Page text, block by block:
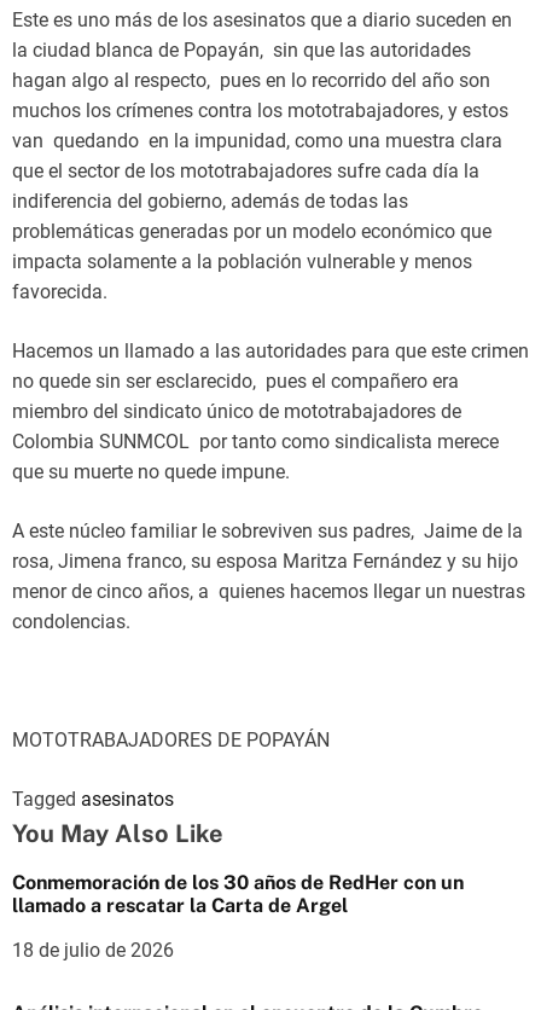
Este es uno más de los asesinatos que a diario suceden en
la ciudad blanca de Popayán, sin que las autoridades
hagan algo al respecto, pues en lo recorrido del año son
muchos los crímenes contra los mototrabajadores, y estos
van quedando en la impunidad, como una muestra clara
que el sector de los mototrabajadores sufre cada día la
indiferencia del gobierno, además de todas las
problemáticas generadas por un modelo económico que
impacta solamente a la población vulnerable y menos
favorecida.
Hacemos un llamado a las autoridades para que este crimen
no quede sin ser esclarecido, pues el compañero era
miembro del sindicato único de mototrabajadores de
Colombia SUNMCOL por tanto como sindicalista merece
que su muerte no quede impune.
A este núcleo familiar le sobreviven sus padres, Jaime de la
rosa, Jimena franco, su esposa Maritza Fernández y su hijo
menor de cinco años, a quienes hacemos llegar un nuestras
condolencias.
MOTOTRABAJADORES DE POPAYÁN
Tagged asesinatos
You May Also Like
Conmemoración de los 30 años de RedHer con un
llamado a rescatar la Carta de Argel
18 de julio de 2026